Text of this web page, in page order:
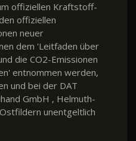
offiziellen Kraftstoff-
offiziellen
neuer
dem 'Leitfaden über
die CO2-Emissionen
entnommen werden,
und bei der DAT
GmbH , Helmuth-
unentgeltlich